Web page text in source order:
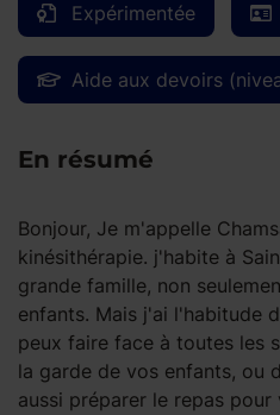
Expérimentée
Aide aux devoirs
En résumé
Bonjour, Je m'appelle
kinésithérapie. j'habite à
grande famille, non
enfants. Mais j'ai l'habitude
peux faire face à toutes les
la garde de vos enfants, ou
aussi préparer le repas